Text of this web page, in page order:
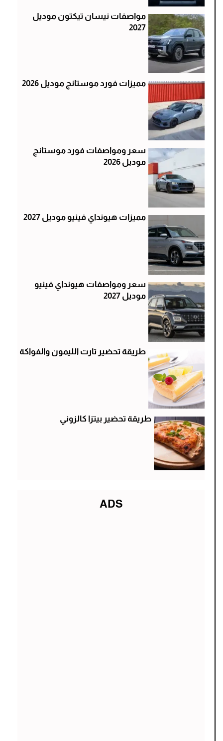
مواصفات نيسان تيكتون موديل
2027
مميزات فورد موستانج موديل 2026
سعر ومواصفات فورد موستانج
موديل 2026
مميزات هيونداي فينيو موديل 2027
سعر ومواصفات هيونداي فينيو
موديل 2027
طريقة تحضير تارت الليمون والفواكة
طريقة تحضير بيتزا كالزوني
ADS